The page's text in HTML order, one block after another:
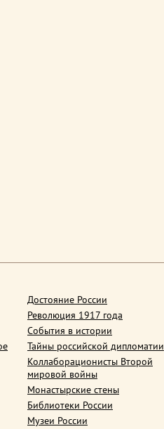
Достояние России
Революция 1917 года
События в истории
Тайны российской дипломатии
Коллаборационисты Второй
мировой войны
Монастырские стены
Библиотеки России
Музеи России